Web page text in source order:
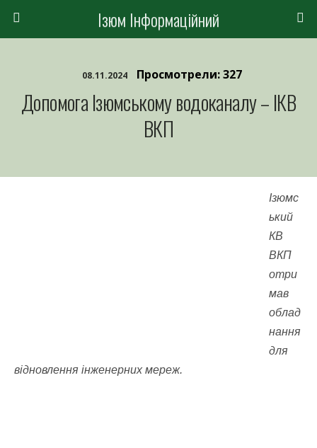
Ізюм Інформаційний
08.11.2024 Просмотрели: 327
Допомога Ізюмському водоканалу – ІКВ
ВКП
Ізюмс
ький
КВ
ВКП
отри
мав
облад
нання
для
відновлення інженерних мереж.